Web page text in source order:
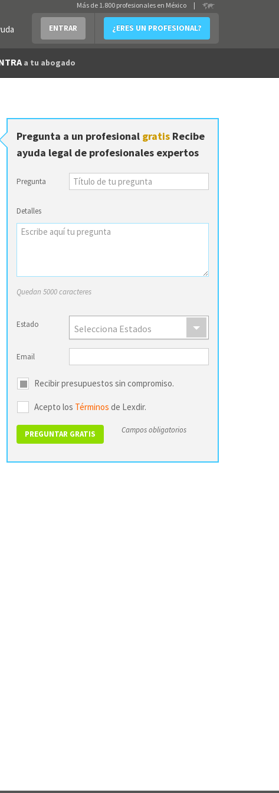
ENTRAR ¿ERES UN PROFESIONAL?
Más de 1.800 profesionales en México |
a tu abogado
Pregunta a un profesional gratis Recibe
ayuda legal de profesionales expertos
Pregunta
Detalles
Quedan 5000 caracteres
Estado Selecciona Estados
Email
Recibir presupuestos sin compromiso.
Acepto los Términos de Lexdir.
Campos obligatorios